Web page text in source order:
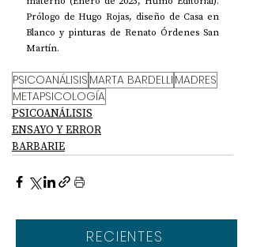
Prólogo de Hugo Rojas, diseño de Casa en
Blanco y pinturas de Renato Órdenes San
Martín.
PSICOANÁLISIS MARTA BARDELLI MADRES
METAPSICOLOGÍA
PSICOANÁLISIS
ENSAYO Y ERROR
BARBARIE
RECIENTES